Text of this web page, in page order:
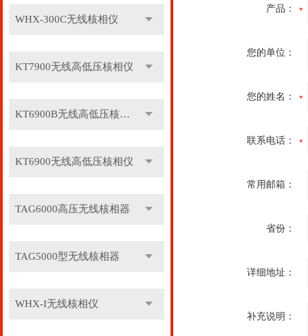
WHX-300C无线核相仪
KT7900无线高低压核相仪
KT6900B无线高低压核相仪
KT6900无线高低压核相仪
TAG6000高压无线核相器
TAG5000型无线核相器
WHX-I无线核相仪
产品：
您的单位：
您的姓名：
联系电话：
常用邮箱：
省份：
详细地址：
补充说明：